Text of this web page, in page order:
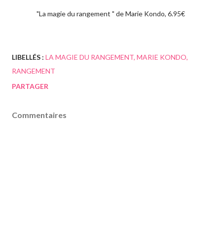
"La magie du rangement " de Marie Kondo, 6.95€
LIBELLÉS : LA MAGIE DU RANGEMENT MARIE KONDO
RANGEMENT
PARTAGER
Commentaires